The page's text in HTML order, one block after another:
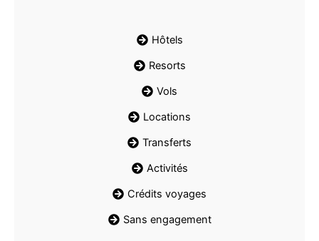
Hôtels
Resorts
Vols
Locations
Transferts
Activités
Crédits voyages
Sans engagement